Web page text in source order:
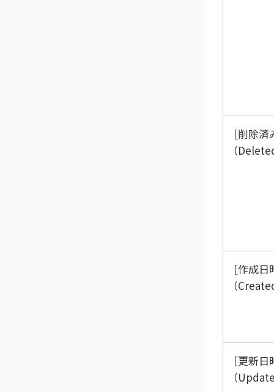
削除済
（
作成日
（
更新日
（